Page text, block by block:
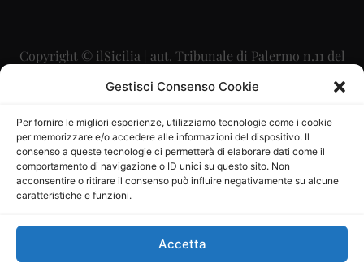
Gestisci Consenso Cookie
Per fornire le migliori esperienze, utilizziamo tecnologie come i cookie
per memorizzare e/o accedere alle informazioni del dispositivo. Il
consenso a queste tecnologie ci permetterà di elaborare dati come il
comportamento di navigazione o ID unici su questo sito. Non
acconsentire o ritirare il consenso può influire negativamente su alcune
caratteristiche e funzioni.
Accetta
Copyright © ilSicilia | aut. Tribunale di Palermo n.11 del
29/09/2015
Direttore Editoriale: Maurizio Scaglione
Direttore Responsabile: Maria Calabrese
P.IVA: 06334930820